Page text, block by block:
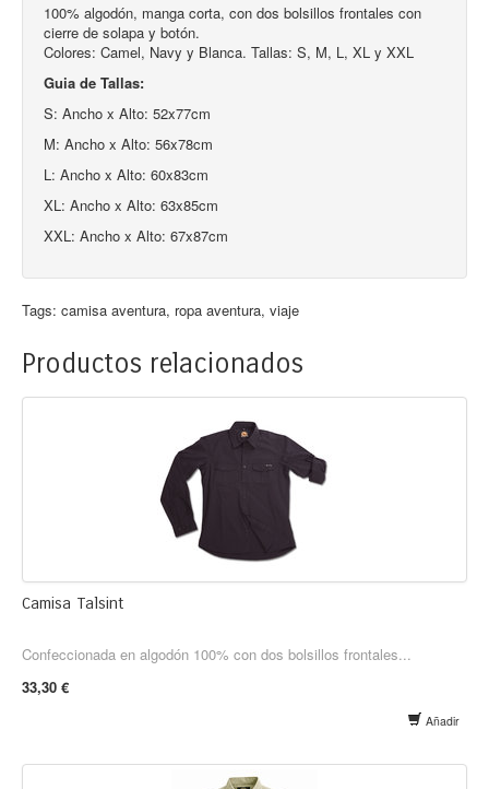
100% algodón, manga corta, con dos bolsillos frontales con
cierre de solapa y botón.
Colores: Camel, Navy y Blanca. Tallas: S, M, L, XL y XXL
Guia de Tallas:
S: Ancho x Alto: 52x77cm
M: Ancho x Alto: 56x78cm
L: Ancho x Alto: 60x83cm
XL: Ancho x Alto: 63x85cm
XXL: Ancho x Alto: 67x87cm
Tags: camisa aventura, ropa aventura, viaje
Productos relacionados
Camisa Talsint
Confeccionada en algodón 100% con dos bolsillos frontales...
33,30 €
Añadir